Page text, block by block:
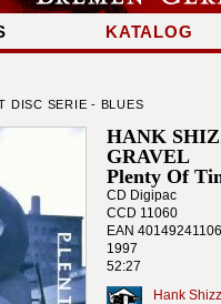
KATALOG
DISC SERIE - BLUES
HANK
GRAVEL
Plenty Of
CD Digipac
CCD 11060
EAN
1997
52:27
Hank